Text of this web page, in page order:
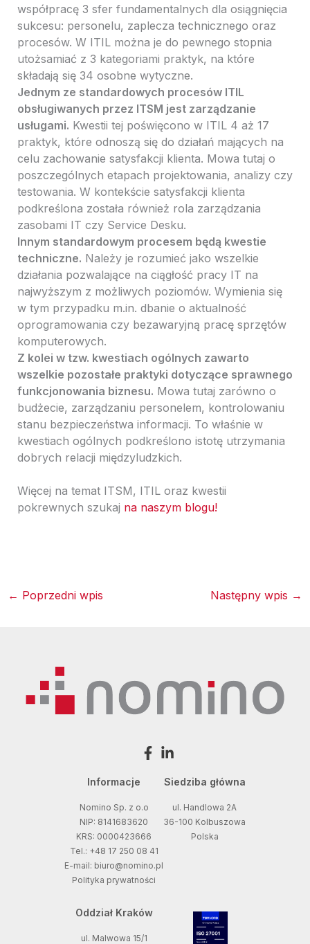
współpracę 3 sfer fundamentalnych dla osiągnięcia
sukcesu: personelu, zaplecza technicznego oraz
procesów. W ITIL można je do pewnego stopnia
utożsamiać z 3 kategoriami praktyk, na które
składają się 34 osobne wytyczne.
Jednym ze standardowych procesów ITIL
obsługiwanych przez ITSM jest zarządzanie
usługami. Kwestii tej poświęcono w ITIL 4 aż 17
praktyk, które odnoszą się do działań mających na
celu zachowanie satysfakcji klienta. Mowa tutaj o
poszczególnych etapach projektowania, analizy czy
testowania. W kontekście satysfakcji klienta
podkreślona została również rola zarządzania
zasobami IT czy Service Desku.
Innym standardowym procesem będą kwestie
techniczne. Należy je rozumieć jako wszelkie
działania pozwalające na ciągłość pracy IT na
najwyższym z możliwych poziomów. Wymienia się
w tym przypadku m.in. dbanie o aktualność
oprogramowania czy bezawaryjną pracę sprzętów
komputerowych.
Z kolei w tzw. kwestiach ogólnych zawarto
wszelkie pozostałe praktyki dotyczące sprawnego
funkcjonowania biznesu. Mowa tutaj zarówno o
budżecie, zarządzaniu personelem, kontrolowaniu
stanu bezpieczeństwa informacji. To właśnie w
kwestiach ogólnych podkreślono istotę utrzymania
dobrych relacji międzyludzkich.
Więcej na temat ITSM, ITIL oraz kwestii
pokrewnych szukaj na naszym blogu!
← Poprzedni wpis Następny wpis →
Informacje
Nomino Sp. z o.o
NIP: 8141683620
KRS: 0000423666
Tel.: +48 17 250 08 41
E-mail: biuro@nomino.pl
Polityka prywatności
Siedziba główna
ul. Handlowa 2A
36-100 Kolbuszowa
Polska
Oddział Kraków
ul. Malwowa 15/1